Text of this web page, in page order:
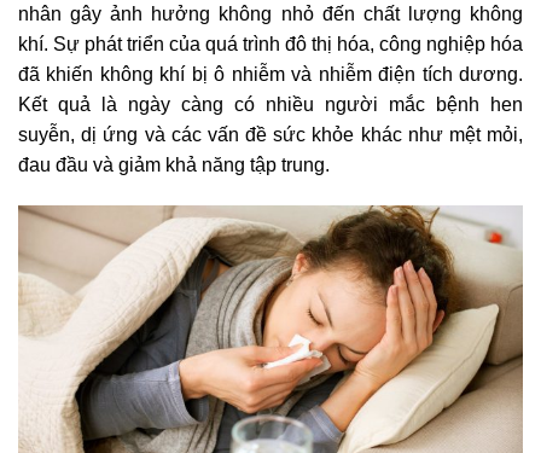
nhân gây ảnh hưởng không nhỏ đến chất lượng không
khí. Sự phát triển của quá trình đô thị hóa, công nghiệp hóa
đã khiến không khí bị ô nhiễm và nhiễm điện tích dương.
Kết quả là ngày càng có nhiều người mắc bệnh hen
suyễn, dị ứng và các vấn đề sức khỏe khác như mệt mỏi,
đau đầu và giảm khả năng tập trung.